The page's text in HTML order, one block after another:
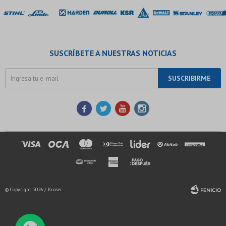
SUSCRÍBETE A NUESTRAS NOTICIAS
SUSCRIBIRME
   
© Copyright 2026 / Kroser